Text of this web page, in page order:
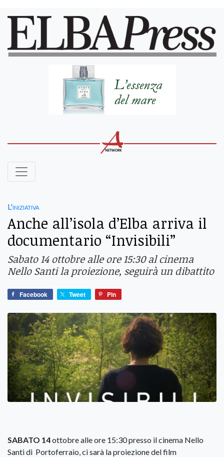
L'iniziativa
Anche all’isola d’Elba arriva il
documentario “Invisibili”
Sabato 14 ottobre alle ore 15:30 al cinema
Nello Santi la proiezione, seguirà un dibattito
Facebook Tweet Pin
SABATO 14ottobre alle ore 15:30 presso il cinema Nello
Santi di Portoferraio, ci sarà la proiezione del film